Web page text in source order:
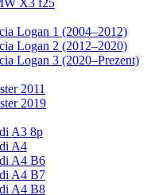
X3 f25
Logan 1 (2004–2012)
Logan 2 (2012–2020)
Logan 3 (2020–Prezent)
2011
2019
A3 8p
A4
A4 B6
A4 B7
A4 B8